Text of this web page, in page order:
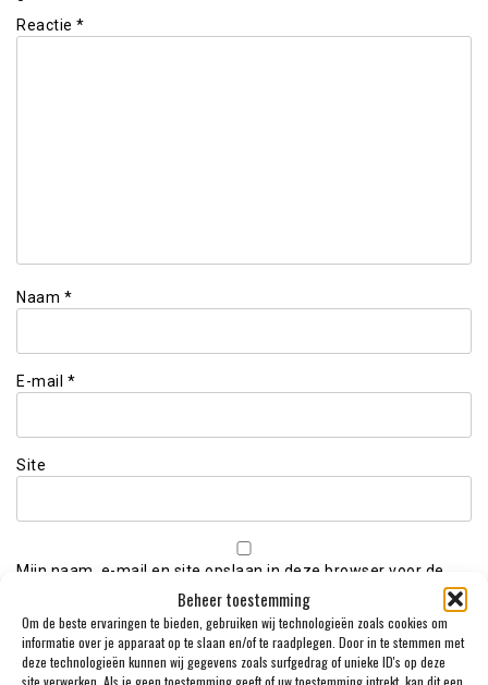
Beheer toestemming
Om de beste ervaringen te bieden, gebruiken wij technologieën zoals cookies om
informatie over je apparaat op te slaan en/of te raadplegen. Door in te stemmen met
deze technologieën kunnen wij gegevens zoals surfgedrag of unieke ID's op deze
site verwerken. Als je geen toestemming geeft of uw toestemming intrekt, kan dit een
Reactie *
Naam *
E-mail *
Site
Mijn naam, e-mail en site opslaan in deze browser voor de
volgende keer wanneer ik een reactie plaats.